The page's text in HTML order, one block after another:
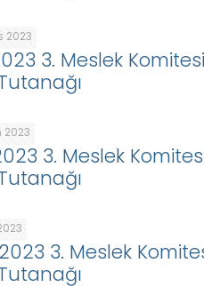
2023
3. Meslek
2023
3. Meslek
3. Meslek